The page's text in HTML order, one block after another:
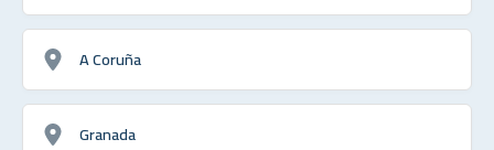
A Coruña
Granada